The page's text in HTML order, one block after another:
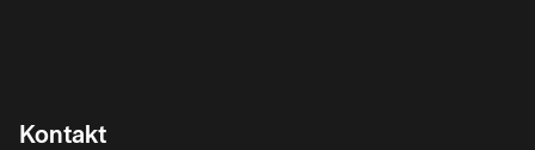
Kontakt